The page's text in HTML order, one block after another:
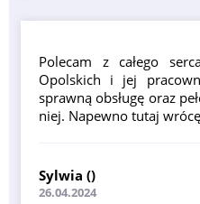
Polecam z całego
Opolskich i jej
sprawną obsługę oraz
niej. Napewno tutaj
Sylwia ()
26.04.2024